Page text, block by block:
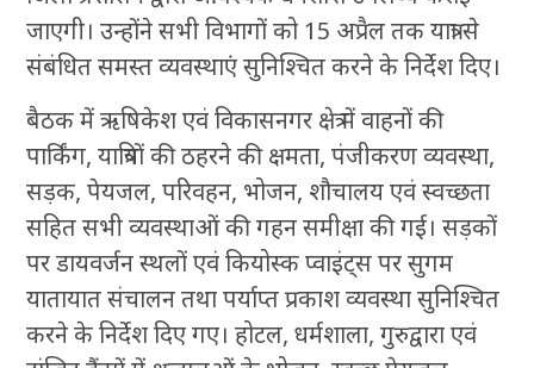
जाएगी। उन्होंने सभी विभागों को 15 अप्रैल तक यात्रा से
संबंधित समस्त व्यवस्थाएं सुनिश्चित करने के निर्देश दिए।
बैठक में ऋषिकेश एवं विकासनगर क्षेत्र में वाहनों की
पार्किंग, यात्रियों की ठहरने की क्षमता, पंजीकरण व्यवस्था,
सड़क, पेयजल, परिवहन, भोजन, शौचालय एवं स्वच्छता
सहित सभी व्यवस्थाओं की गहन समीक्षा की गई। सड़कों
पर डायवर्जन स्थलों एवं कियोस्क प्वाइंट्स पर सुगम
यातायात संचालन तथा पर्याप्त प्रकाश व्यवस्था सुनिश्चित
करने के निर्देश दिए गए। होटल, धर्मशाला, गुरुद्वारा एवं